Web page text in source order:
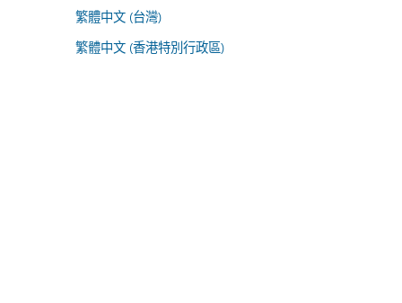
繁體中文 (台灣)
繁體中文 (香港特別行政區)